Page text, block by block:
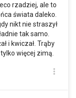
rzadziej, ale to
świata daleko.
nikt nie straszył
tak samo.
i kwiczał. Trąby
więcej zimą.